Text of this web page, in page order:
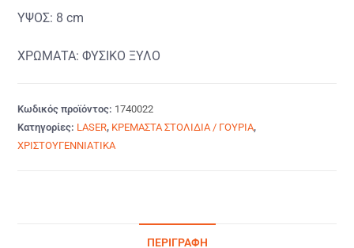
ΥΨΟΣ: 8 cm
ΧΡΩΜΑΤΑ: ΦΥΣΙΚΟ ΞΥΛΟ
Κωδικός προϊόντος: 1740022
Κατηγορίες: LASER, ΚΡΕΜΑΣΤΑ ΣΤΟΛΙΔΙΑ / ΓΟΥΡΙΑ,
ΧΡΙΣΤΟΥΓΕΝΝΙΑΤΙΚΑ
ΠΕΡΙΓΡΑΦΉ